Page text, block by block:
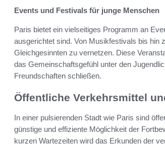
Events und Festivals für junge Menschen
Paris bietet ein vielseitiges Programm an
ausgerichtet sind. Von Musikfestivals bis hin
Gleichgesinnten zu vernetzen. Diese
das Gemeinschaftsgefühl unter den
Freundschaften schließen.
Öffentliche Verkehrsmittel
In einer pulsierenden Stadt wie Paris sind
günstige und effiziente Möglichkeit der
kurzen Wartezeiten wird das Erkunden der